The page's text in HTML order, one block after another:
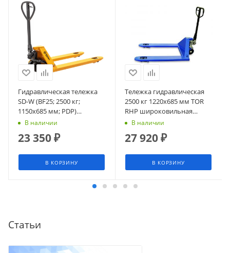
Гидравлическая тележка
SD-W (BF25; 2500 кг;
1150х685 мм; PDP)
СМАРТЛИФТ (SMARTLIFT)
В наличии
23 350₽
В КОРЗИНУ
Тележка гидравлическая
2500 кг 1220х685 мм TOR
RHP широковильная
(полиуретановые колеса)
В наличии
27 920₽
В КОРЗИНУ
Статьи